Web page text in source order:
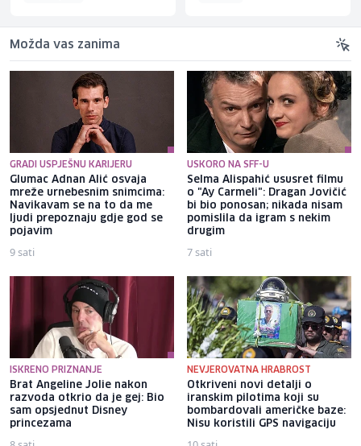
Možda vas zanima
GRADI USPJEŠNU KARIJERU
Glumac Adnan Alić osvaja
mreže urnebesnim snimcima:
Navikavam se na to da me
ljudi prepoznaju gdje god se
pojavim
9 sati
USKORO NA SFF-U
Selma Alispahić ususret filmu
o "Ay Carmeli": Dragan Jovičić
bi bio ponosan; nikada nisam
pomislila da igram s nekim
drugim
7 sati
ISKRENO PRIZNANJE
Brat Angeline Jolie nakon
razvoda otkrio da je gej: Bio
sam opsjednut Disney
princezama
NEVJEROVATNA HRABROST
Otkriveni novi detalji o
iranskim pilotima koji su
bombardovali američke baze:
Nisu koristili GPS navigaciju